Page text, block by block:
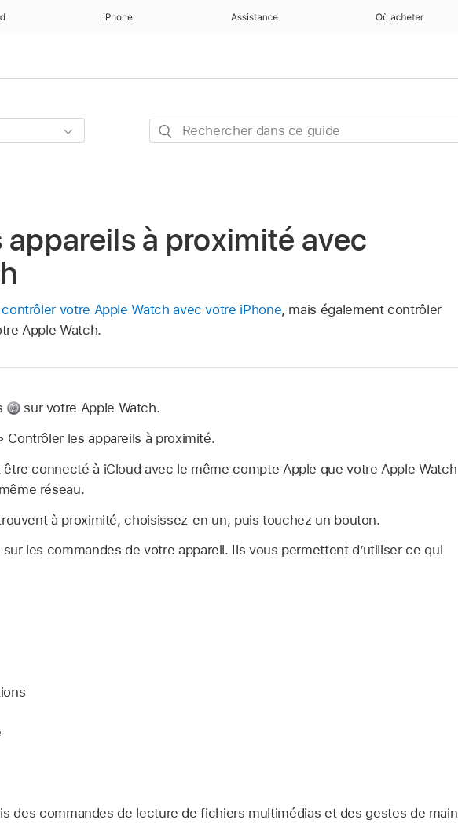
iPhone Assistance Où acheter
Rechercher
à proximité avec
contrôler votre Apple Watch avec votre iPhone, mais également contrôler
Apple Watch.
sur votre Apple Watch.
les appareils à proximité.
être connecté à iCloud avec le même compte Apple que votre Apple Watch
réseau.
à proximité, choisissez-en un, puis touchez un bouton.
les commandes de votre appareil. Ils vous permettent d’utiliser ce qui
des commandes de lecture de fichiers multimédias et des gestes de main